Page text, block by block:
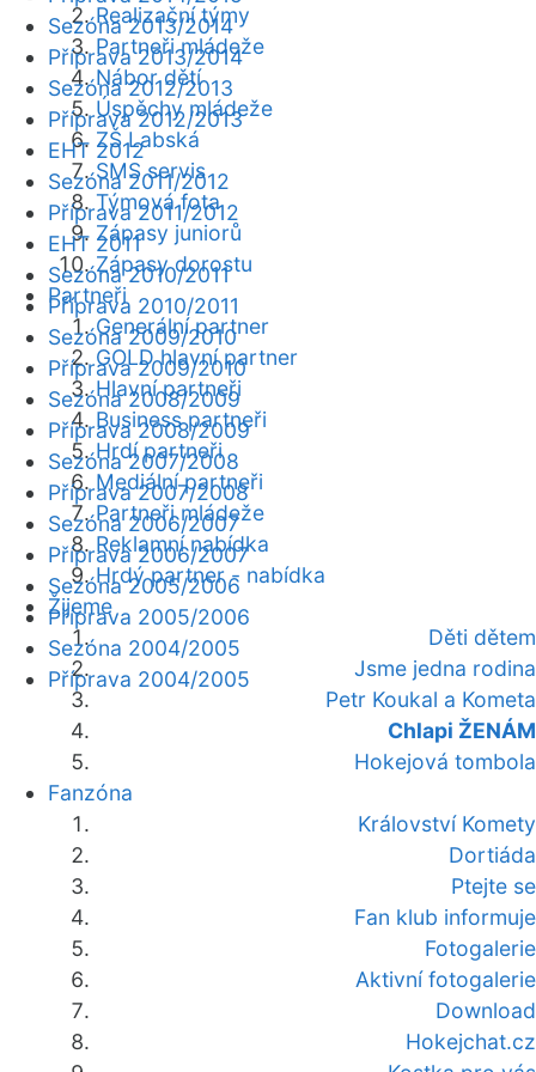
Realizační týmy
Partneři mládeže
Nábor dětí
Úspěchy mládeže
ZŠ Labská
SMS servis
Týmová fota
Zápasy juniorů
Zápasy dorostu
Partneři
Generální partner
GOLD hlavní partner
Hlavní partneři
Business partneři
Hrdí partneři
Mediální partneři
Partneři mládeže
Reklamní nabídka
Hrdý partner - nabídka
Žijeme
Děti dětem
Jsme jedna rodina
Petr Koukal a Kometa
Chlapi ŽENÁM
Hokejová tombola
Fanzóna
Království Komety
Dortiáda
Ptejte se
Fan klub informuje
Fotogalerie
Aktivní fotogalerie
Download
Hokejchat.cz
Sezóna 2013/2014
Příprava 2013/2014
Sezóna 2012/2013
Příprava 2012/2013
EHT 2012
Sezóna 2011/2012
Příprava 2011/2012
EHT 2011
Sezóna 2010/2011
Příprava 2010/2011
Sezóna 2009/2010
Příprava 2009/2010
Sezóna 2008/2009
Příprava 2008/2009
Sezóna 2007/2008
Příprava 2007/2008
Sezóna 2006/2007
Příprava 2006/2007
Sezóna 2005/2006
Příprava 2005/2006
Sezóna 2004/2005
Příprava 2004/2005